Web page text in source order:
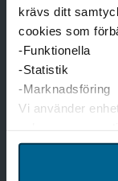
krävs ditt
cookies som
-Funktionella
-Statistik
-Marknadsföring
Vi använder
för sociala
vidarebefordrar
För att ta reda
grund för att se